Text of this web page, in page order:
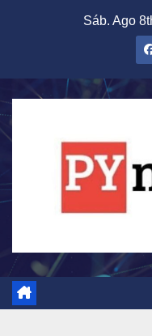
Sáb. Ago